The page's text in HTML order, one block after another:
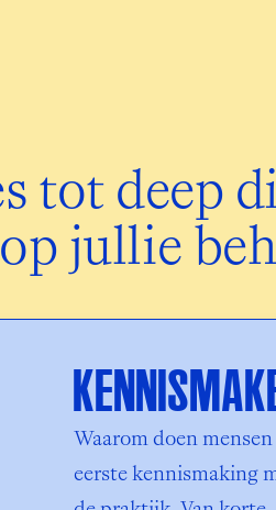
op jullie
Waarom doen
eerste kennismaking